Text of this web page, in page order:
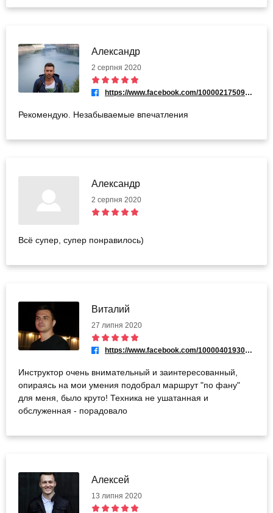
Александр
2 серпня 2020
https://www.facebook.com/100002175099842
Рекомендую. Незабываемые впечатления
Александр
2 серпня 2020
Всё супер, супер понравилось)
Виталий
27 липня 2020
https://www.facebook.com/100004019308653
Инструктор очень внимательный и заинтересованный,
опираясь на мои умения подобрал маршрут "по фану"
для меня, было круто! Техника не ушатанная и
обслуженная - порадовало
Алексей
13 липня 2020